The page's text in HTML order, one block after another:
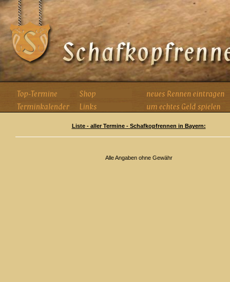
Liste - aller Termine - Schafkopfrennen in Bayern:
Alle Angaben ohne Gewähr